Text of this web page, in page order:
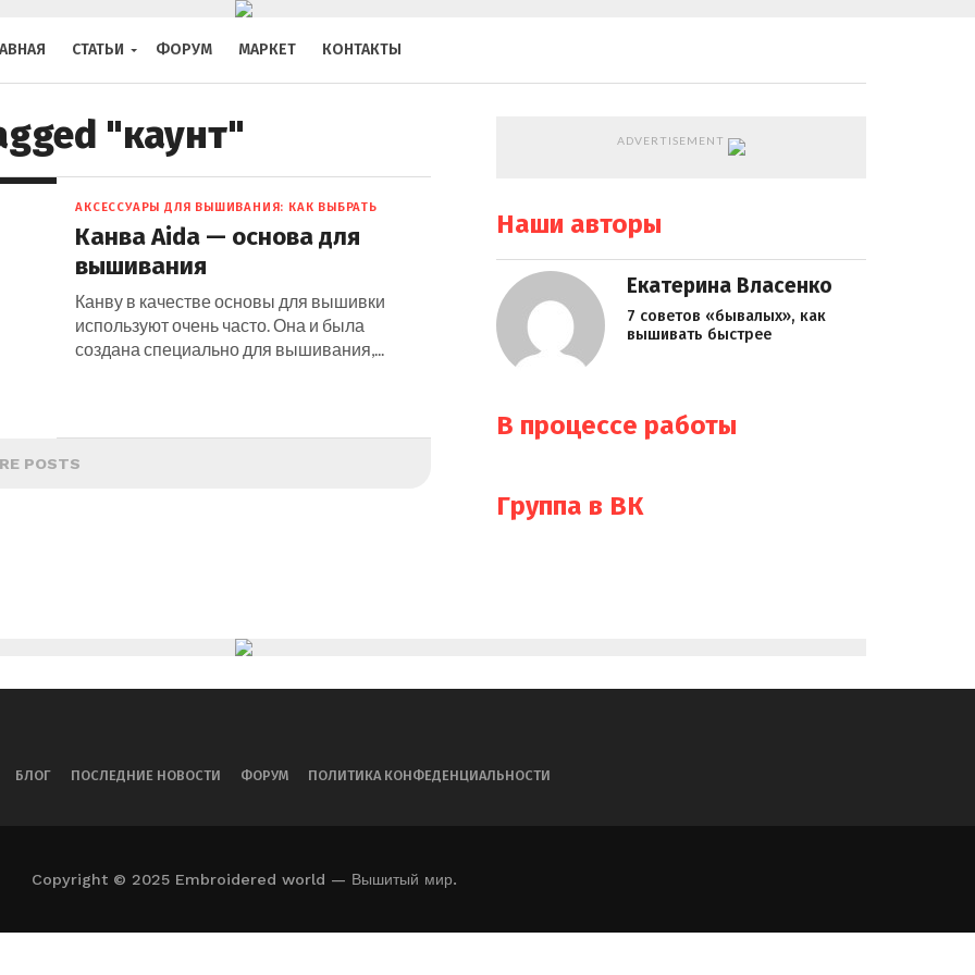
СТАТЬИ ФОРУМ МАРКЕТ КОНТАКТЫ
"каунт"
АКСЕССУАРЫ ДЛЯ ВЫШИВАНИЯ: КАК ВЫБРАТЬ
Канва Aida — основа для
вышивания
Канву в качестве основы для вышивки
используют очень часто. Она и была
создана специально для вышивания,...
POSTS
ADVERTISEMENT
Наши авторы
Екатерина Власенко
7 советов «бывалых», как
вышивать быстрее
В процессе работы
Группа в ВК
БЛОГ ПОСЛЕДНИЕ НОВОСТИ ФОРУМ ПОЛИТИКА КОНФЕДЕНЦИАЛЬНОСТИ
Copyright © 2025 Embroidered world — Вышитый мир.